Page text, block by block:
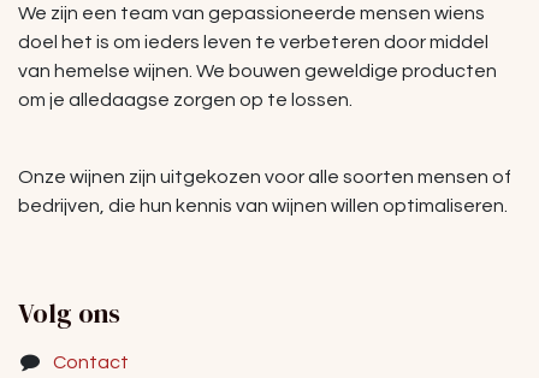
We zijn een team van gepassioneerde mensen wiens
doel het is om ieders leven te verbeteren door middel
van hemelse wijnen. We bouwen geweldige producten
om je alledaagse zorgen op te lossen.
Onze wijnen zijn uitgekozen voor alle soorten mensen of
bedrijven, die hun kennis van wijnen willen optimaliseren.
Volg ons
Contact